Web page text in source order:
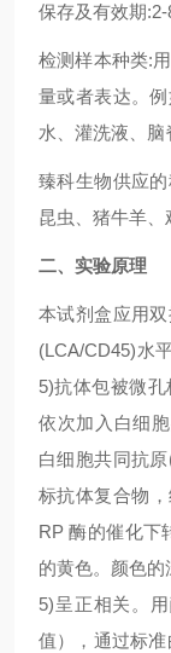
保存及有效期
检测样本种类:
量或者表达。
水、灌洗液、脑
臻科生物供应
昆虫、猪牛羊
二、实验原理
本试剂盒应用
(LCA/CD45)水
5)抗体包被微
依次加入白细
白细胞共同抗
标抗体复合物
RP 酶的催化下
的黄色。颜色
5)呈正相关。
值），通过标